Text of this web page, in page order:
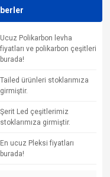
Ucuz Polikarbon levha
fiyatları ve polikarbon çeşitleri
burada!
Tailed ürünleri stoklarımıza
girmiştir.
Şerit Led çeşitlerimiz
stoklarımıza girmiştir.
En ucuz Pleksi fiyatları
burada!